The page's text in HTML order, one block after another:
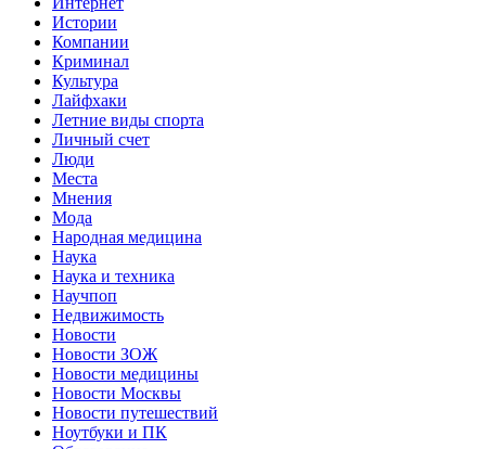
Истории
Компании
Криминал
Культура
Лайфхаки
Летние виды спорта
Личный счет
Люди
Места
Мнения
Мода
Народная медицина
Наука
Наука и техника
Научпоп
Недвижимость
Новости
Новости ЗОЖ
Новости медицины
Новости Москвы
Новости путешествий
Ноутбуки и ПК